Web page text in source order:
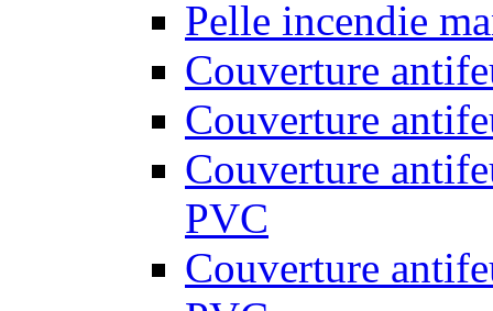
Pelle incendie
Couverture
Couverture
Couverture
PVC
Couverture